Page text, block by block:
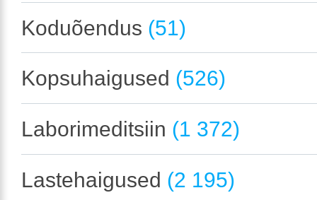
Koduõendus (51)
Kopsuhaigused (526)
Laborimeditsiin (1 372)
Lastehaigused (2 195)